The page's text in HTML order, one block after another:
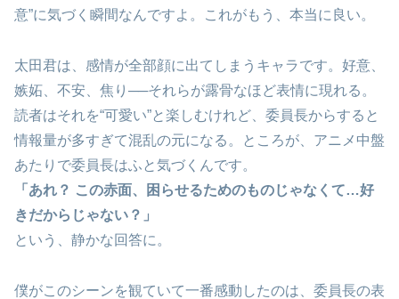
意”に気づく瞬間なんですよ。これがもう、本当に良い。
太田君は、感情が全部顔に出てしまうキャラです。好意、
嫉妬、不安、焦り──それらが露骨なほど表情に現れる。
読者はそれを“可愛い”と楽しむけれど、委員長からすると
情報量が多すぎて混乱の元になる。ところが、アニメ中盤
あたりで委員長はふと気づくんです。
「あれ？ この赤面、困らせるためのものじゃなくて…好
きだからじゃない？」
という、静かな回答に。
僕がこのシーンを観ていて一番感動したのは、委員長の表